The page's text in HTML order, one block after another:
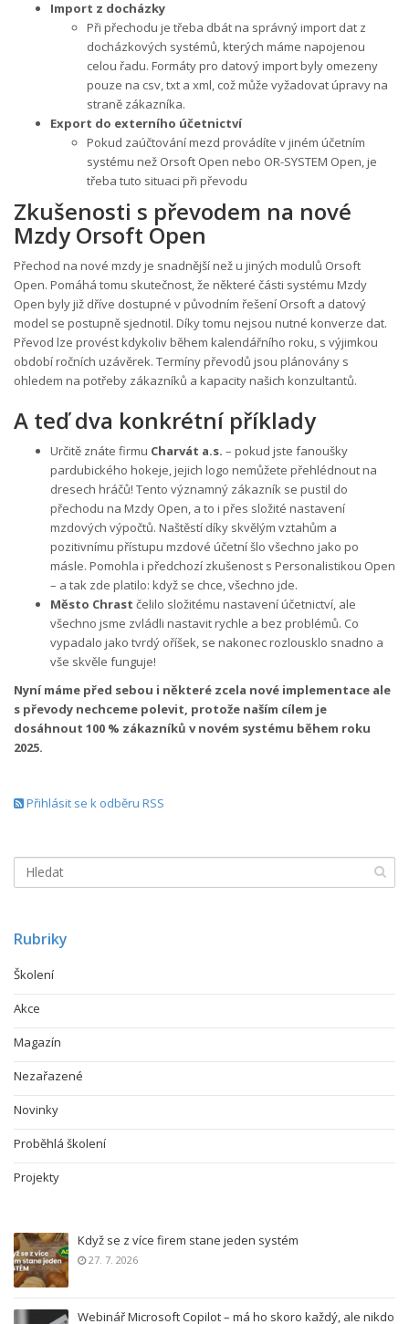
Import z docházky
Při přechodu je třeba dbát na správný import dat z
docházkových systémů, kterých máme napojenou
celou řadu. Formáty pro datový import byly omezeny
pouze na csv, txt a xml, což může vyžadovat úpravy na
straně zákazníka.
Export do externího účetnictví
Pokud zaúčtování mezd provádíte v jiném účetním
systému než Orsoft Open nebo OR-SYSTEM Open, je
třeba tuto situaci při převodu
Zkušenosti s převodem na nové
Mzdy Orsoft Open
Přechod na nové mzdy je snadnější než u jiných modulů Orsoft
Open. Pomáhá tomu skutečnost, že některé části systému Mzdy
Open byly již dříve dostupné v původním řešení Orsoft a datový
model se postupně sjednotil. Díky tomu nejsou nutné konverze dat.
Převod lze provést kdykoliv během kalendářního roku, s výjimkou
období ročních uzávěrek. Termíny převodů jsou plánovány s
ohledem na potřeby zákazníků a kapacity našich konzultantů.
A teď dva konkrétní příklady
Určitě znáte firmu Charvát a.s. – pokud jste fanoušky
pardubického hokeje, jejich logo nemůžete přehlédnout na
dresech hráčů! Tento významný zákazník se pustil do
přechodu na Mzdy Open, a to i přes složité nastavení
mzdových výpočtů. Naštěstí díky skvělým vztahům a
pozitivnímu přístupu mzdové účetní šlo všechno jako po
másle. Pomohla i předchozí zkušenost s Personalistikou Open
– a tak zde platilo: když se chce, všechno jde.
Město Chrast čelilo složitému nastavení účetnictví, ale
všechno jsme zvládli nastavit rychle a bez problémů. Co
vypadalo jako tvrdý oříšek, se nakonec rozlousklo snadno a
vše skvěle funguje!
Nyní máme před sebou i některé zcela nové implementace ale
s převody nechceme polevit, protože naším cílem je
dosáhnout 100 % zákazníků v novém systému během roku
2025.
Přihlásit se k odběru RSS
Rubriky
Školení
Akce
Magazín
Nezařazené
Novinky
Proběhlá školení
Projekty
Když se z více firem stane jeden systém
27. 7. 2026
Webinář Microsoft Copilot – má ho skoro každý, ale nikdo